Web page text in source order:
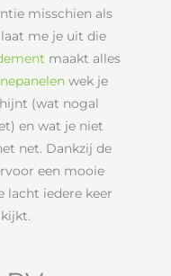
misschien als
me je uit die
maakt alles
wek je
(wat nogal
en wat je niet
net. Dankzij de
een mooie
lacht iedere keer